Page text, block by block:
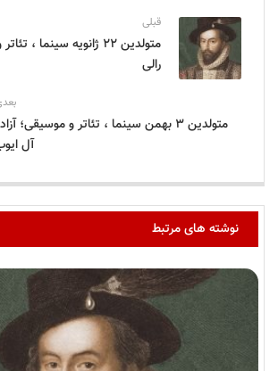
قبلی
متولدین ۲۲ ژانویه سینما
رالی
متولدین ۳ بهمن سینما ، تئاتر و موسیقی؛
آل
نوشته های مرتبط